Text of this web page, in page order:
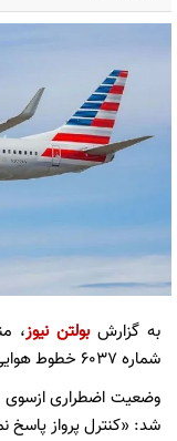
به گزارشبولتن نیوز،
شماره ۶۰۳۷ خطوط هوایی «آمریکن ایرلاینز» خبر دادند.
وضعیت اضطراری ازسوی
شد: «کنترل پرواز پاسخ